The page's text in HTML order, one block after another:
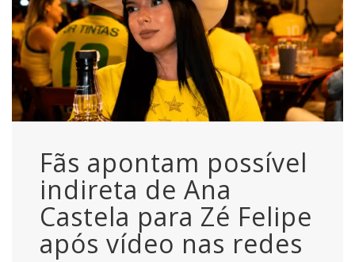
Fãs apontam possível
indireta de Ana
Castela para Zé Felipe
após vídeo nas redes